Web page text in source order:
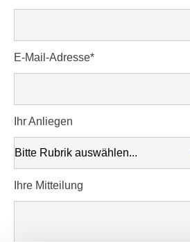
Pflichtfeld
E-Mail-Adresse*
Ihr Anliegen
Ihre Mitteilung